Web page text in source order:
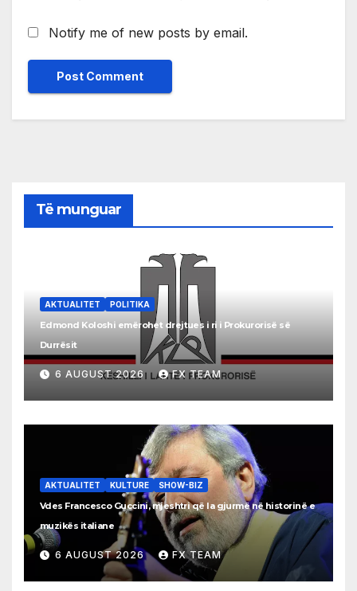
Notify me of new posts by email.
Të munguar
AKTUALITET POLITIKA
Edmond Koloshi emërohet drejtues i ri i Prokurorisë së
Durrësit
6 AUGUST 2026 FX TEAM
AKTUALITET KULTURE SHOW-BIZ
Vdes Francesco Guccini, mjeshtri që la gjurmë në historinë e
muzikës italiane
6 AUGUST 2026 FX TEAM